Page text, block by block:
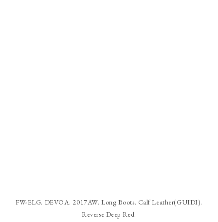
FW-ELG. DEVOA. 2017AW. Long Boots. Calf Leather(GUIDI).
Reverse Deep Red.